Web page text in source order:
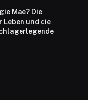
Mae? Die
Leben und die